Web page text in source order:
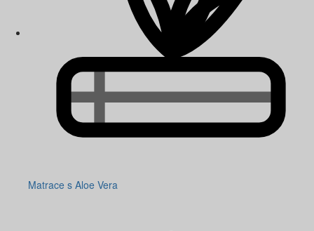
Matrace s Aloe Vera